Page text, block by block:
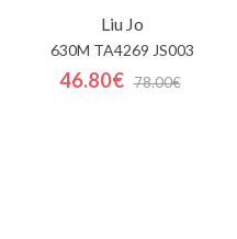
Liu Jo
630M TA4269 JS003
46.80€ 78.00€